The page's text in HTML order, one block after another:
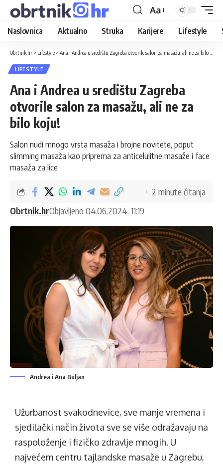
Aa
Naslovnica Aktualno Struka Karijere Lifestyle
Obrtnik.hr > Lifestyle > Ana i Andrea u središtu Zagreba otvorile salon za masažu, ali ne za bilo koju!
LIFESTYLE
Ana i Andrea u središtu Zagreba
otvorile salon za masažu, ali ne za
bilo koju!
Salon nudi mnogo vrsta masaža i brojne novitete, poput
slimming masaža kao priprema za anticelulitne masaže i face
masaža za lice
Obrtnik.hrObjavljeno 04.06.2024. 11:19
2 minute čitanja
Andrea i Ana Buljan
Užurbanost svakodnevice, sve manje vremena i
sjedilački način života sve se više odražavaju na
raspoloženje i fizičko zdravlje mnogih. U
najvećem centru tajlandske masaže u Zagrebu,